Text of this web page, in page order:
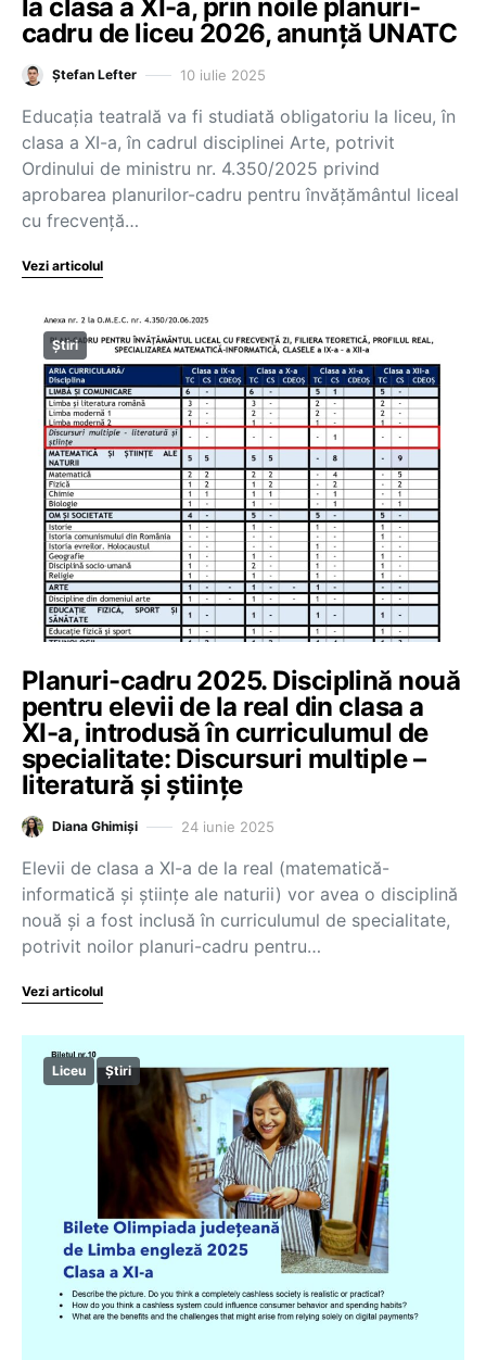
la clasa a XI-a, prin noile planuri-
cadru de liceu 2026, anunță UNATC
Ștefan Lefter 10 iulie 2025
Educația teatrală va fi studiată obligatoriu la liceu, în
clasa a XI-a, în cadrul disciplinei Arte, potrivit
Ordinului de ministru nr. 4.350/2025 privind
aprobarea planurilor-cadru pentru învățământul liceal
cu frecvență…
Vezi articolul
Știri
Planuri-cadru 2025. Disciplină nouă
pentru elevii de la real din clasa a
XI-a, introdusă în curriculumul de
specialitate: Discursuri multiple –
literatură și științe
Diana Ghimiși 24 iunie 2025
Elevii de clasa a XI-a de la real (matematică-
informatică și științe ale naturii) vor avea o disciplină
nouă și a fost inclusă în curriculumul de specialitate,
potrivit noilor planuri-cadru pentru…
Vezi articolul
Liceu Știri